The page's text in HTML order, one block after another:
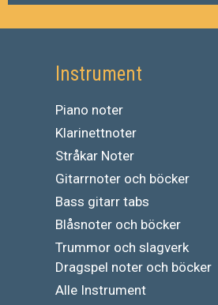
Instrument
Piano noter
Klarinettnoter
Stråkar Noter
Gitarrnoter och böcker
Bass gitarr tabs
Blåsnoter och böcker
Trummor och slagverk
Dragspel noter och böcker
Alle Instrument